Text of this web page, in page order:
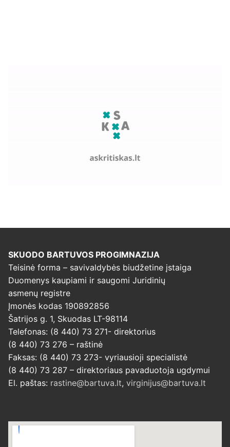
SKUODO BARTUVOS PROGIMNAZIJA
Teisinė forma – savivaldybės biudžetine įstaiga
Duomenys kaupiami ir saugomi Juridinių
asmenų registre
Įmonės kodas 190892856
Šatrijos g. 1, Skuodas LT-98114
Telefonas: (8 440) 73 271- direktorius
(8 440) 73 276 – raštinė
Faksas: (8 440) 73 273- vyriausioji specialistė
(8 440) 73 287 – direktoriaus pavaduotoja ugdymui
El. paštas: rastine@bartuva.lt, virginijus@bartuva.lt